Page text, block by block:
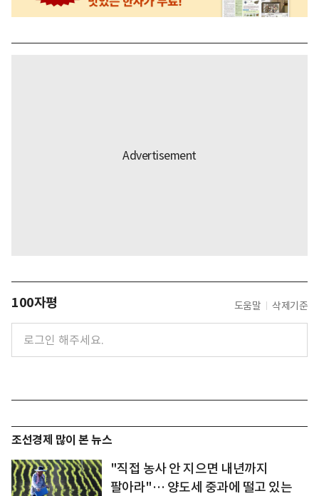
100자평 도움말 삭제기준
조선경제 많이 본 뉴스
"직접 농사 안 지으면 내년까지
팔아라"… 양도세 중과에 떨고 있는